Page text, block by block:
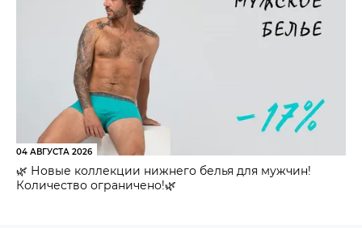
04 АВГУСТА 2026
🌿 Новые коллекции нижнего белья для мужчин!
Количество ограничено!🌿